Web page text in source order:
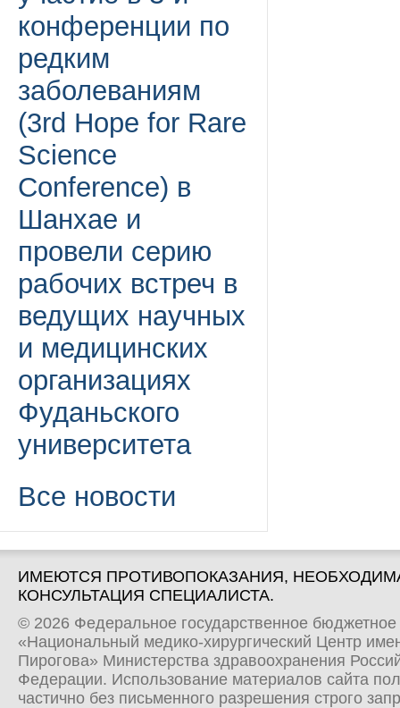
конференции по
редким
заболеваниям
(3rd Hope for Rare
Science
Conference) в
Шанхае и
провели серию
рабочих встреч в
ведущих научных
и медицинских
организациях
Фуданьского
университета
Все новости
ИМЕЮТСЯ ПРОТИВОПОКАЗАНИЯ,
КОНСУЛЬТАЦИЯ СПЕЦИАЛИСТА.
© 2026 Федеральное государственное
«Национальный медико-хирургический Центр
Пирогова» Министерства здравоохранения
Федерации. Использование материалов сайта
частично без письменного разрешения строго